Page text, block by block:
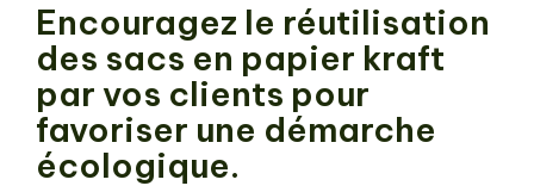
Encouragez le réutilisation
des sacs en papier kraft
par vos clients pour
favoriser une démarche
écologique.